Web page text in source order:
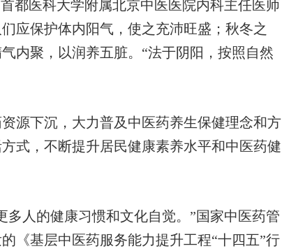
都医科大学附属北京中医医院内科主任医师
应保护体内阳气，使之充沛旺盛；秋冬之
内聚，以润养五脏。“法于阴阳，按照自然
下沉，大力普及中医药养生保健理念和方
式，不断提升居民健康素养水平和中医药健
人的健康习惯和文化自觉。”国家中医药管
《基层中医药服务能力提升工程“十四五”行